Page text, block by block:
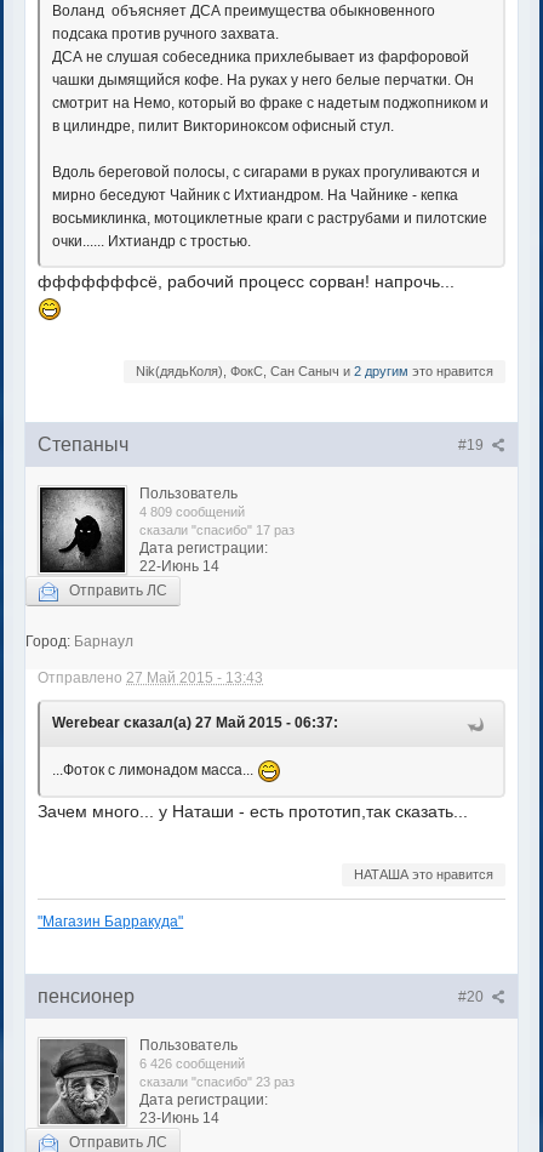
Воланд объясняет ДСА преимущества обыкновенного
подсака против ручного захвата.
ДСА не слушая собеседника прихлебывает из фарфоровой
чашки дымящийся кофе. На руках у него белые перчатки. Он
смотрит на Немо, который во фраке с надетым поджопником и
в цилиндре, пилит Викториноксом офисный стул.
Вдоль береговой полосы, с сигарами в руках прогуливаются и
мирно беседуют Чайник с Ихтиандром. На Чайнике - кепка
восьмиклинка, мотоциклетные краги с раструбами и пилотские
очки...... Ихтиандр с тростью.
фффффффсё, рабочий процесс сорван! напрочь...
Nik(дядьКоля), ФокС, Сан Саныч и 2 другим это нравится
#19
Степаныч
Пользователь
4 809 сообщений
сказали "спасибо" 17 раз
Дата регистрации:
22-Июнь 14
Отправить ЛС
Город: Барнаул
Отправлено27 Май 2015 - 13:43
Werebear сказал(а) 27 Май 2015 - 06:37:
...Фоток с лимонадом масса...
Зачем много... у Наташи - есть прототип,так сказать...
НАТАША это нравится
"Магазин Барракуда"
#20
пенсионер
Пользователь
6 426 сообщений
сказали "спасибо" 23 раз
Дата регистрации:
23-Июнь 14
Отправить ЛС